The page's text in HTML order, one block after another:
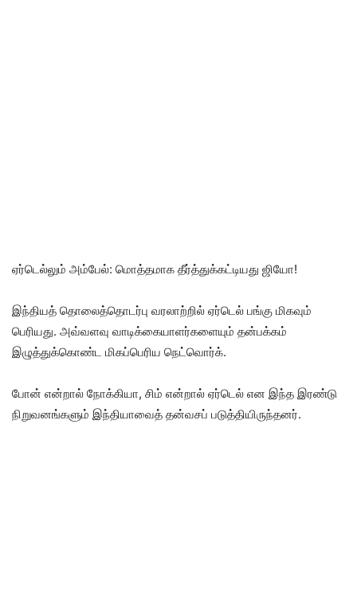
ஏர்டெல்லும் அம்பேல்: மொத்தமாக தீர்த்துக்கட்டியது ஜியோ!
இந்தியத் தொலைத்தொடர்பு வரலாற்றில் ஏர்டெல் பங்கு மிகவும்
பெரியது. அவ்வளவு வாடிக்கையாளர்களையும் தன்பக்கம்
இழுத்துக்கொண்ட மிகப்பெரிய நெட்வொர்க்.
போன் என்றால் நோக்கியா, சிம் என்றால் ஏர்டெல் என இந்த இரண்டு
நிறுவனங்களும் இந்தியாவைத் தன்வசப் படுத்தியிருந்தனர்.